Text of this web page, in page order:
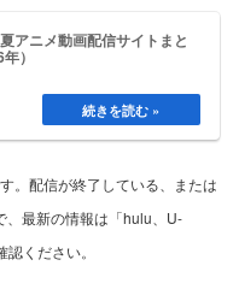
夏アニメ動画配信サイトまと
）
。配信が終了している、または
、最新の情報は「hulu、U-
ください。